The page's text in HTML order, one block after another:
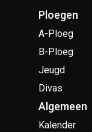
Ploegen
A-Ploeg
B-Ploeg
Jeugd
Divas
Algemeen
Kalender